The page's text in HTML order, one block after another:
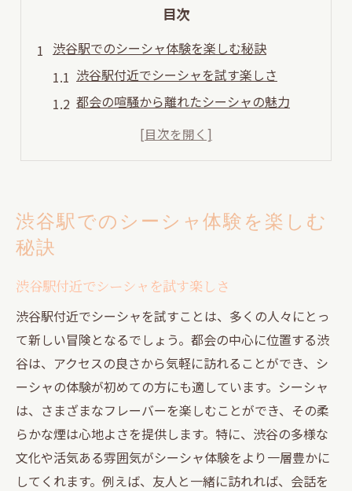
目次
渋谷駅でのシーシャ体験を楽しむ秘訣
渋谷駅付近でシーシャを試す楽しさ
都会の喧騒から離れたシーシャの魅力
渋谷駅でのシーシャ初心者向けガイド
神泉駅周辺でシーシャを満喫する方法
フレーバー選びで楽しむシーシャ時間
神泉駅周辺の隠れ家シーシャスポット
シーシャの魅力を神泉で再発見
友人と楽しむ神泉駅のシーシャ体験
神泉駅で感じるシーシャの癒し効果
渋谷と神泉のシーシャスポット探訪
渋谷と神泉のおすすめシーシャ店
初心者必見のシーシャスポット紹介
渋谷駅でのシーシャ体験を楽しむ
秘訣
渋谷駅付近でシーシャを試す楽しさ
渋谷駅付近でシーシャを試すことは、多くの人々にとっ
て新しい冒険となるでしょう。都会の中心に位置する渋
谷は、アクセスの良さから気軽に訪れることができ、シ
ーシャの体験が初めての方にも適しています。シーシャ
は、さまざまなフレーバーを楽しむことができ、その柔
らかな煙は心地よさを提供します。特に、渋谷の多様な
文化や活気ある雰囲気がシーシャ体験をより一層豊かに
してくれます。例えば、友人と一緒に訪れれば、会話を